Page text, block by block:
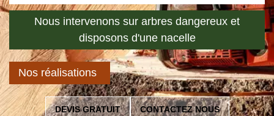
Nous intervenons sur arbres dangereux et
disposons d'une nacelle
Nos réalisations
DEVIS GRATUIT CONTACTEZ NOUS